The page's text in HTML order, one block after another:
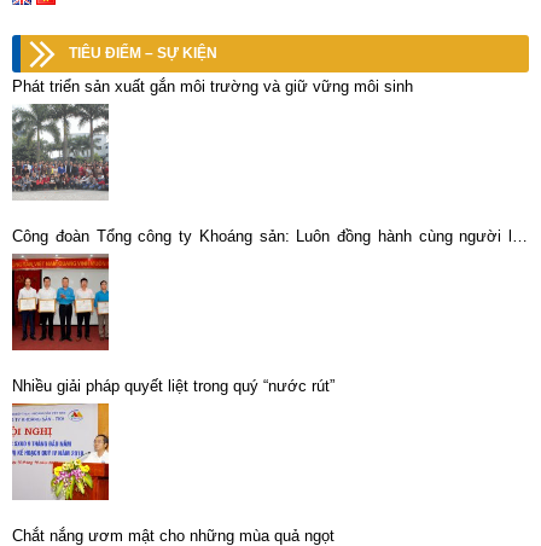
TIÊU ĐIỂM – SỰ KIỆN
Phát triển sản xuất gắn môi trường và giữ vững môi sinh
Công đoàn Tổng công ty Khoáng sản: Luôn đồng hành cùng người lao
động
Nhiều giải pháp quyết liệt trong quý “nước rút”
Chắt nắng ươm mật cho những mùa quả ngọt